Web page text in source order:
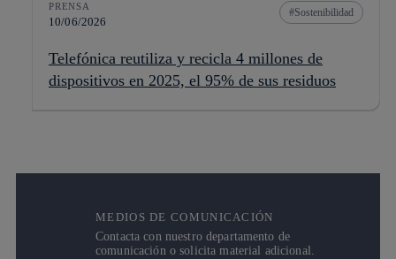
PRENSA
10/06/2026
Sostenibilidad
Telefónica reutiliza y recicla 4 millones de
dispositivos en 2025, el 95% de sus residuos
MEDIOS DE COMUNICACIÓN
Contacta con nuestro departamento de
comunicación o solicita material adicional.